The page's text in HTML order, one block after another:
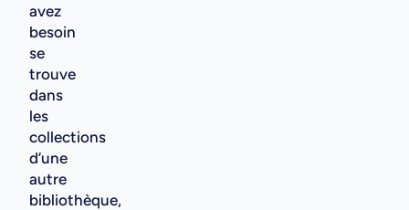
avez
besoin
se
trouve
dans
les
collections
d’une
autre
bibliothèque,